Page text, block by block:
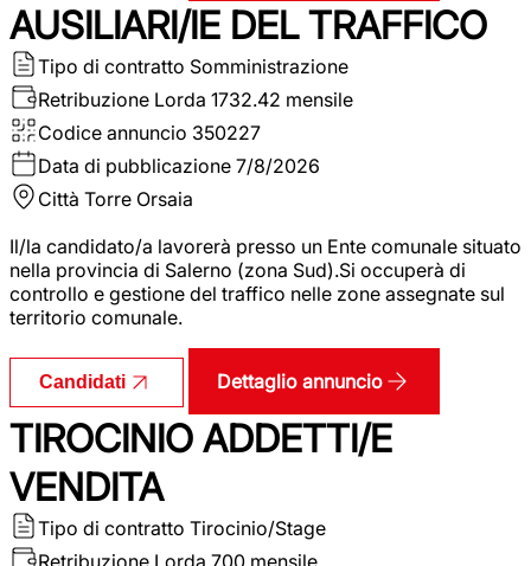
AUSILIARI/IE DEL TRAFFICO
Tipo di contratto Somministrazione
Retribuzione Lorda 1732.42 mensile
Codice annuncio 350227
Data di pubblicazione 7/8/2026
Città Torre Orsaia
Il/la candidato/a lavorerà presso un Ente comunale situato
nella provincia di Salerno (zona Sud).Si occuperà di
controllo e gestione del traffico nelle zone assegnate sul
territorio comunale.
Candidati Dettaglio annuncio
TIROCINIO ADDETTI/E
VENDITA
Tipo di contratto Tirocinio/Stage
Retribuzione Lorda 700 mensile